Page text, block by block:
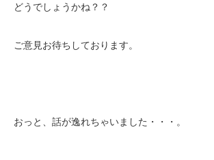
どうでしょうかね？？
ご意見お待ちしております。
おっと、話が逸れちゃいました・・・。